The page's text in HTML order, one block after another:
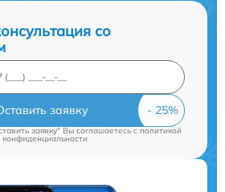
со
заявку
заявку" Вы соглашаетесь cполитикой
конфиденциальности